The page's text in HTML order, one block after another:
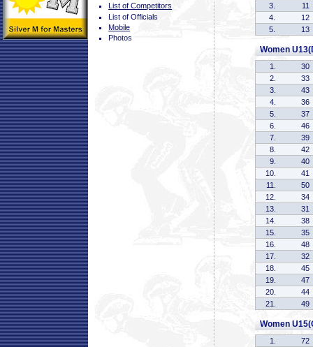
List of Competitors
List of Officials
Mobile
Photos
3.
11
4.
12
5.
13
Women
1.
30
2.
33
3.
43
4.
36
5.
37
6.
46
7.
39
8.
42
9.
40
10.
41
11.
50
12.
34
13.
31
14.
38
15.
35
16.
48
17.
32
18.
45
19.
47
20.
44
21.
49
Women
1.
72